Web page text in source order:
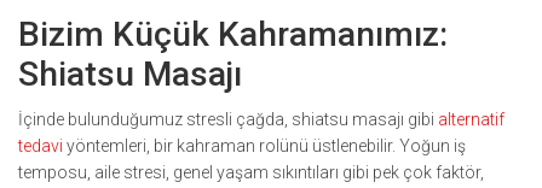
Bizim Küçük Kahramanımız:
Shiatsu Masajı
İçinde bulunduğumuz stresli çağda, shiatsu masajı gibi alternatif
tedavi yöntemleri, bir kahraman rolünü üstlenebilir. Yoğun iş
temposu, aile stresi, genel yaşam sıkıntıları gibi pek çok faktör,